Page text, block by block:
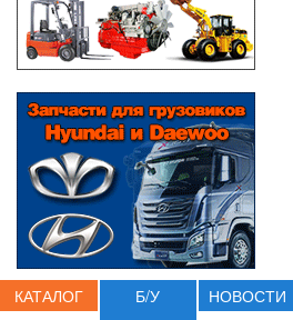
КАТАЛОГ
Б/У
НОВОСТИ